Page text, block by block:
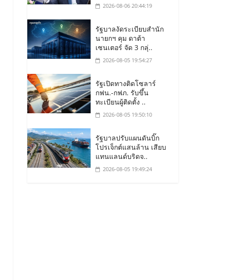
2026-08-06 20:44:19
รัฐบาลงัดระเบียบสำนัก
นายกฯ คุม ดาต้า
เซนเตอร์ จัด 3 กลุ่..
2026-08-05 19:54:27
รัฐเปิดทางติดโซลาร์
กฟน.-กฟภ. รับขึ้น
ทะเบียนผู้ติดตั้ง ..
2026-08-05 19:50:10
รัฐบาลปรับแผนดันบิ๊ก
โปรเจ็กต์แสนล้าน เสียบ
แทนแลนด์บริดจ..
2026-08-05 19:49:24